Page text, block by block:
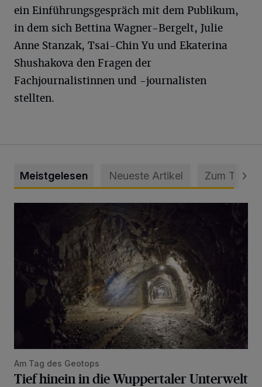
ein Einführungsgespräch mit dem Publikum,
in dem sich Bettina Wagner-Bergelt, Julie
Anne Stanzak, Tsai-Chin Yu und Ekaterina
Shushakova den Fragen der
Fachjournalistinnen und -journalisten
stellten.
Meistgelesen Neueste Artikel Zum Thema
Am Tag des Geotops
Tief hinein in die Wuppertaler Unterwelt